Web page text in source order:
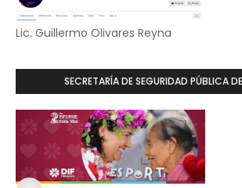
Lic. Guillermo Olivares Reyna
SECRETARÍA DE SEGURIDAD PÚBLICA